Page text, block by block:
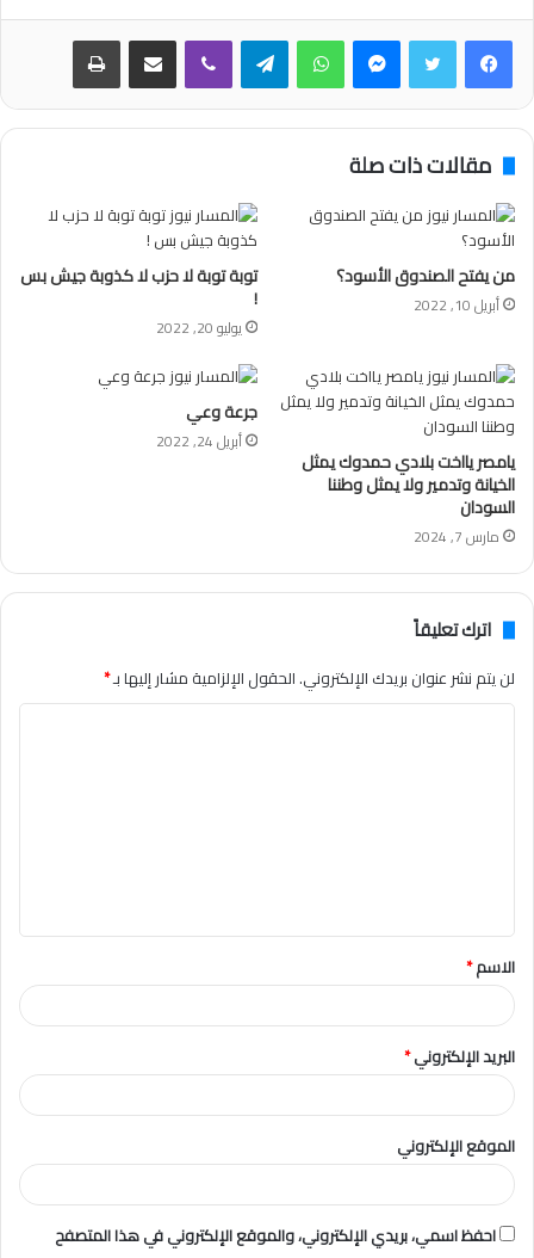
فيسبوكتويتر ماسنجر واتساب تيلقرام ڤايبر مشاركة عبر البريد طباعة
مقالات ذات صلة
من يفتح الصندوق الأسود؟
أبريل 10, 2022
توبة توبة لا حزب لا كذوبة جيش بس
!
يوليو 20, 2022
يامصر يااخت بلادي حمدوك يمثل
الخيانة وتدمير ولا يمثل وطننا
السودان
مارس 7, 2024
جرعة وعي
أبريل 24, 2022
اترك تعليقاً
لن يتم نشر عنوان بريدك الإلكتروني.الحقول الإلزامية مشار إليها بـ*
ق
*
الاسم*
البريد الإلكتروني*
الموقع الإلكتروني
احفظ اسمي، بريدي الإلكتروني، والموقع الإلكتروني في هذا المتصفح